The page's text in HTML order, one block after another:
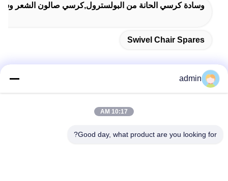
وسادة كرسي الحانة من البولسترول,كرسي صالون الشعر وسادة وسادة,330ملم قطر
Swivel Chair Spares
admin
10:17 AM
Good day, what product are you looking for?